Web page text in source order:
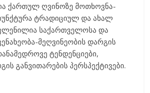
ქართულ ღვინოზე მოთხოვნა-
ტრადიციულ და ახალ
საქართველოსა და
მეღვინეობის დარგის
ტენდენციები,
განვითარების პერსპექტივები.